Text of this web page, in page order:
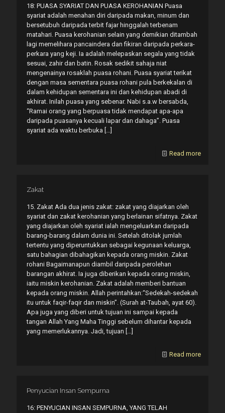
18: PUASA SYARIAT DAN PUASA KEROHANIAN Puasa
syariat adalah menahan diri daripada makan, minum dan
bersetubuh daripada terbit fajar hinggalah terbenam
matahari. Puasa kerohanian selain yang demikian ditambah
lagi memelihara pancaindera dan fikiran daripada perkara-
perkara yang keji. Ia adalah melepaskan segala yang tidak
sesuai, zahir dan batin. Rosak sedikit sahaja niat
mengenainya rosaklah puasa rohani. Puasa syariat terikat
dengan masa sementara puasa rohani pula berkekalan di
dalam kehidupan sementara ini dan kehidupan abadi di
akhirat. Inilah puasa yang sebenar. Nabi s.a.w bersabda,
“Ramai orang yang berpuasa tidak mendapat apa-apa
daripada puasanya kecuali lapar dan dahaga”. Puasa
syariat ada waktu berbuka […]
Read more
Zakat
15. Zakat Ada dua jenis zakat: zakat yang diajarkan oleh
syariat dan zakat kerohanian yang berlainan sifatnya. Zakat
yang diajarkan oleh syariat ialah mengeluarkan daripada
barang-barang dalam dunia ini. Setelah ditolak jumlah
tertentu yang diperuntukkan sebagai kegunaan keluarga,
satu bahagian dibahagikan kepada orang miskin. Zakat
rohani Bagaimanapun diambil daripada perolehan
barangan akhirat. Ia juga diberikan kepada orang miskin,
iaitu miskin kerohanian. Zakat adalah memberi bantuan
kepada orang miskin. Allah perintahkan:“Sedekah-sedekah
itu untuk faqir-faqir dan miskin”. (Surah at-Taubah, ayat 60).
Apa juga yang diberi untuk tujuan ini sampai kepada
tangan Allah Yang Maha Tinggi sebelum dihantar kepada
yang memerlukannya. Jadi, tujuan […]
Read more
Penyucian Insan Sempurna
16: PENYUCIAN INSAN SEMPURNA, YANG TELAH